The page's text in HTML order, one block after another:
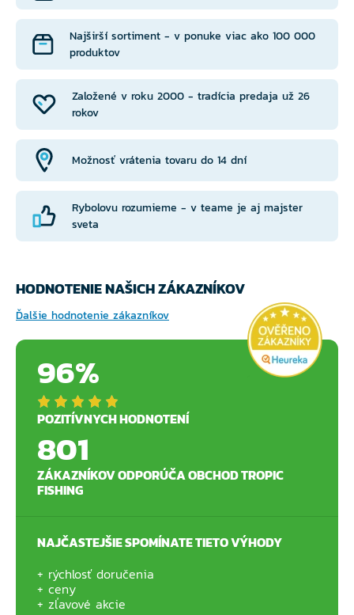
Založené v roku 2000 - tradícia predaja už 26
rokov
Možnosť vrátenia tovaru do 14 dní
Najširší sortiment - v ponuke viac ako 100 000
produktov
Rybolovu rozumieme - v teame je aj majster
sveta
HODNOTENIE NAŠICH ZÁKAZNÍKOV
Ďalšie hodnotenie zákazníkov
96%
POZITÍVNYCH HODNOTENÍ
801
ZÁKAZNÍKOV ODPORÚČA OBCHOD TROPIC
FISHING
NAJČASTEJŠIE SPOMÍNATE TIETO VÝHODY
rýchlosť doručenia
ceny
zľavové akcie